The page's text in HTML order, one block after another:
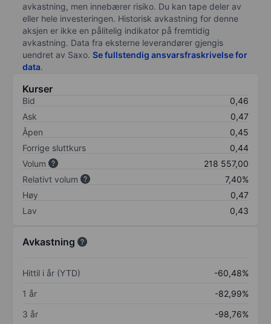
avkastning, men innebærer risiko. Du kan tape deler av
eller hele investeringen. Historisk avkastning for denne
aksjen er ikke en pålitelig indikator på fremtidig
avkastning. Data fra eksterne leverandører gjengis
uendret av Saxo. Se fullstendig ansvarsfraskrivelse for
data.
Kurser
Bid
0,46
Ask
0,47
Åpen
0,45
Forrige sluttkurs
0,44
Volum
218 557,00
Relativt volum
7,40%
Høy
0,47
Lav
0,43
Avkastning
Hittil i år (YTD)
-60,48%
1 år
-82,99%
3 år
-98,76%